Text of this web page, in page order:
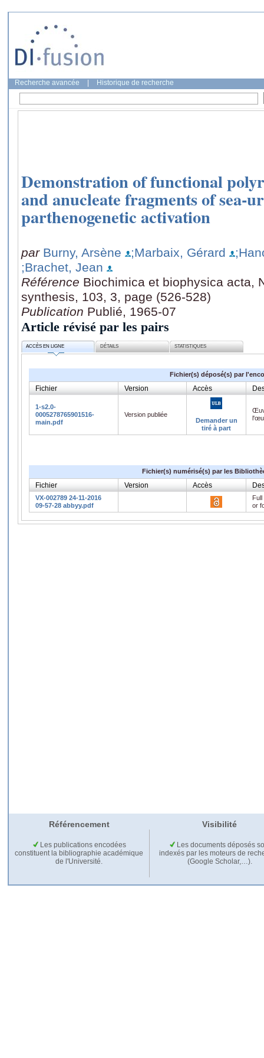
Recherche avancée Historique de recherche
Demonstration of functional
and anucleate fragments of sea-
parthenogenetic activation
par Burny, Arsène ;Marbaix, Gérard
;Brachet, Jean
Référence Biochimica et biophysica acta,
synthesis, 103, 3, page (526-528)
Publication Publié, 1965-07
Article révisé par les pairs
ACCÈS EN LIGNE DÉTAILS STATISTIQUES
Fichier(s) déposé(s) par
Fichier Version Accès
1-s2.0-
0005278765901516-
main.pdf
Version publiée
Demander un
tiré à part
Fichier(s) numérisé(s) par les
Fichier Version Accès
VX-002789 24-11-2016
09-57-28 abbyy.pdf
or
Référencement Visibilité
Les publications encodées
constituent la bibliographie académique
de l'Université.
Les documents déposés
indexés par les moteurs de
(Google Scholar,…).